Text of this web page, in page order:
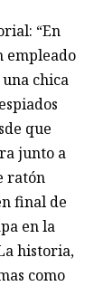
“En
empleado
chica
que
junto a
ratón
final de
en la
historia,
como